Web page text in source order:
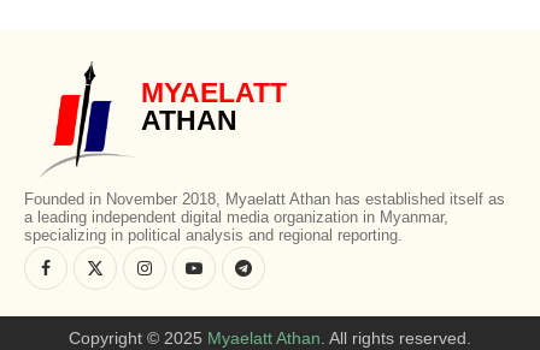
MYAELATT
ATHAN
Founded in November 2018, Myaelatt Athan has established itself as
a leading independent digital media organization in Myanmar,
specializing in political analysis and regional reporting.
Copyright © 2025 Myaelatt Athan . All rights reserved.